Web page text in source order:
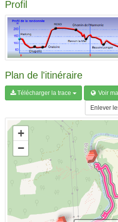
Profil
Plan de l'itinéraire
Télécharger la trace Voir
Enlever
+
−